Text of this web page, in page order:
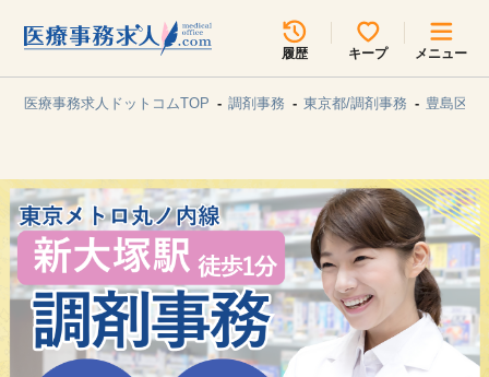
履歴 キープ メニュー
無料転職サポート お問い合わせ
見学会・イベント情報
医療事務求人ドットコムTOP 調剤事務 東京都/調剤事務 豊島区/
所在地のエリアを選択してください
各支店担当よりご連絡させていただきます。
関東 関西
東海 北海道・東北
甲信越・北陸 中国・四国